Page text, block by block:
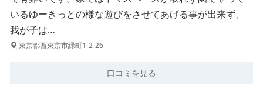
いるゆーきっとの様な遊びをさせてあげる事が出来ず、
我が子は…
東京都西東京市緑町1-2-26
口コミを見る